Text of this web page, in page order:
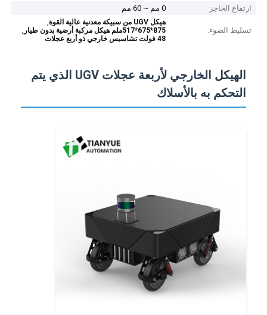
ارتفاع الحاجز
0 مم ~ 60 مم
تسليط الضوء:
هيكل UGV من سبيكة معدنية عالية القوة ,
875*675*517ملم هيكل مركبة أرضية بدون طيار ,
48 فولت تشاسيس خارجي ذو أربع عجلات
الهيكل الخارجي لأربعة عجلات UGV الذي يتم
التحكم به بالأسلاك